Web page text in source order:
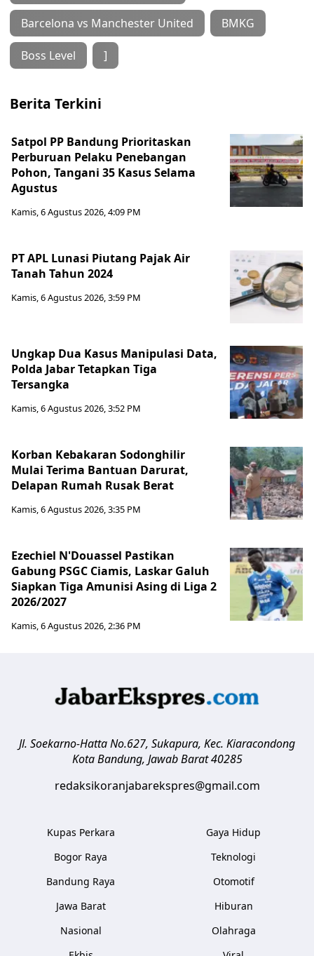
Barcelona vs Manchester United BMKG
Boss Level ]
Berita Terkini
Satpol PP Bandung Prioritaskan
Perburuan Pelaku Penebangan
Pohon, Tangani 35 Kasus Selama
Agustus
Kamis, 6 Agustus 2026, 4:09 PM
PT APL Lunasi Piutang Pajak Air
Tanah Tahun 2024
Kamis, 6 Agustus 2026, 3:59 PM
Ungkap Dua Kasus Manipulasi Data,
Polda Jabar Tetapkan Tiga
Tersangka
Kamis, 6 Agustus 2026, 3:52 PM
Korban Kebakaran Sodonghilir
Mulai Terima Bantuan Darurat,
Delapan Rumah Rusak Berat
Kamis, 6 Agustus 2026, 3:35 PM
Ezechiel N'Douassel Pastikan
Gabung PSGC Ciamis, Laskar Galuh
Siapkan Tiga Amunisi Asing di Liga 2
2026/2027
Kamis, 6 Agustus 2026, 2:36 PM
Jl. Soekarno-Hatta No.627, Sukapura, Kec. Kiaracondong
Kota Bandung, Jawab Barat 40285
redaksikoranjabarekspres@gmail.com
Kupas Perkara
Bogor Raya
Bandung Raya
Jawa Barat
Nasional
Gaya Hidup
Teknologi
Otomotif
Hiburan
Olahraga